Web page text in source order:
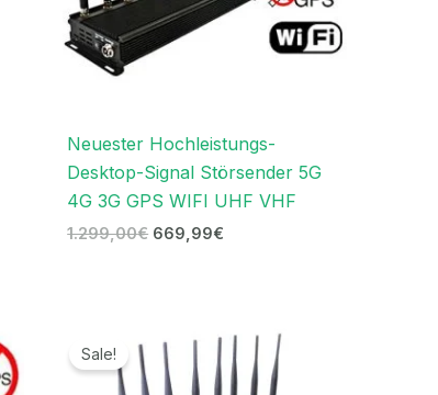
Neuester Hochleistungs-
Desktop-Signal Störsender 5G
4G 3G GPS WIFI UHF VHF
1.299,00€ 669,99€
Sale!
Preis
war:
999,00€
Preis
ist:
499,99€.